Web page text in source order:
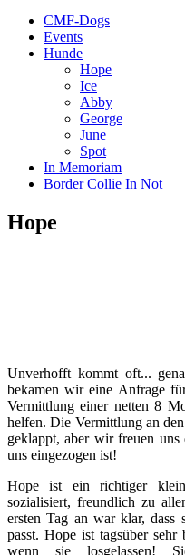
CMF-Dogs
Events
Hunde
Hope
Ice
Abby
George
June
Spot
In Memoriam
Border Collie In Not
Hope
Unverhofft kommt oft...
bekamen wir eine Anfrage
Vermittlung einer netten 8
helfen. Die Vermittlung an
geklappt, aber wir freuen uns
uns eingezogen ist!
Hope ist ein richtiger
sozialisiert, freundlich zu
ersten Tag an war klar, dass
passt. Hope ist tagsüber
wenn sie losgelassen!